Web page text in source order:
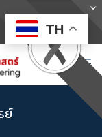
ย์
TH